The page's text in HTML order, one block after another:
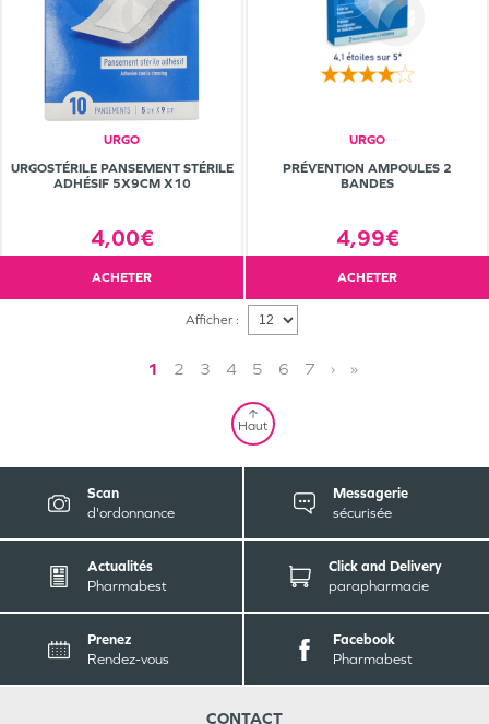
URGO
URGOSTÉRILE PANSEMENT STÉRILE
ADHÉSIF 5X9CM X10
4,00€
ACHETER
URGO
PRÉVENTION AMPOULES 2
BANDES
4,99€
ACHETER
Afficher :
1 2 3 4 5 6 7 › »
Haut
Scan
d'ordonnance
Messagerie
sécurisée
Actualités
Pharmabest
Click and Delivery
parapharmacie
Prenez
Rendez-vous
Facebook
Pharmabest
CONTACT